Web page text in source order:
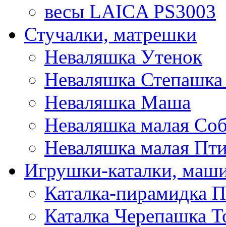
весы LAICA PS3003
Стучалки, матрешки
Неваляшка Утенок
Неваляшка Степашка
Неваляшка Маша
Неваляшка малая
Неваляшка малая
Игрушки-каталки,
Каталка-пирамидка
Каталка Черепашка